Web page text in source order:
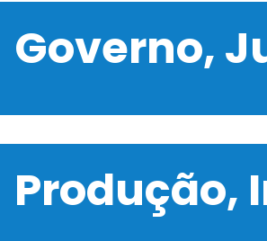
Governo,
Produção,